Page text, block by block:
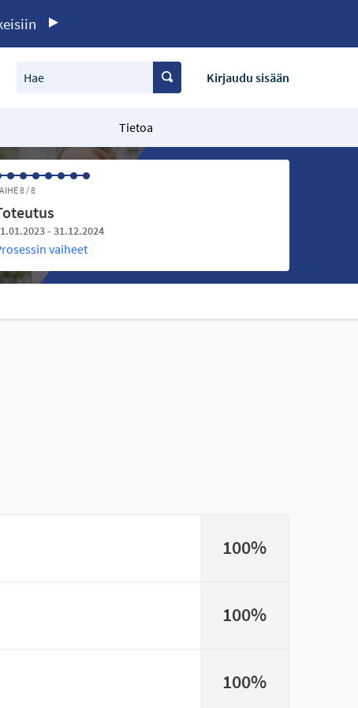
Hae Kirjaudu sisään
Tietoa
8 / 8
- 31.12.2024
vaiheet
100%
100%
100%